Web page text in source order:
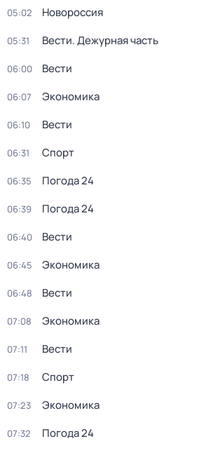
05:02 Новороссия
05:31 Вести. Дежурная часть
06:00 Вести
06:07 Экономика
06:10 Вести
06:31 Спорт
06:35 Погода 24
06:39 Погода 24
06:40 Вести
06:45 Экономика
06:48 Вести
07:08 Экономика
07:11 Вести
07:18 Спорт
07:23 Экономика
07:32 Погода 24